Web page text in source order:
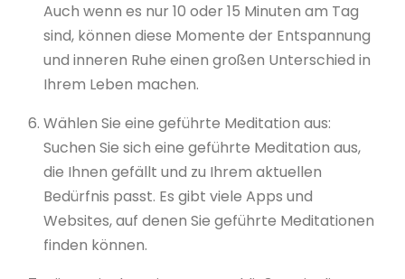
Auch wenn es nur 10 oder 15 Minuten am Tag
sind, können diese Momente der Entspannung
und inneren Ruhe einen großen Unterschied in
Ihrem Leben machen.
Wählen Sie eine geführte Meditation aus:
Suchen Sie sich eine geführte Meditation aus,
die Ihnen gefällt und zu Ihrem aktuellen
Bedürfnis passt. Es gibt viele Apps und
Websites, auf denen Sie geführte Meditationen
finden können.